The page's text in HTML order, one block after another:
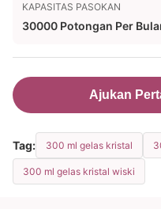
KAPASITAS PASOKAN
30000 Potongan Per
Ajukan
Tag: 300 ml gelas kristal
300 ml gelas kristal wiski